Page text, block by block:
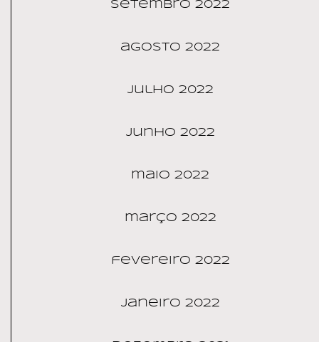
setembro 2022
agosto 2022
julho 2022
junho 2022
maio 2022
março 2022
fevereiro 2022
janeiro 2022